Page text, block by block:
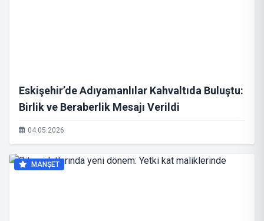
Eskişehir’de Adıyamanlılar Kahvaltıda Buluştu:
Birlik ve Beraberlik Mesajı Verildi
04.05.2026
MANŞET